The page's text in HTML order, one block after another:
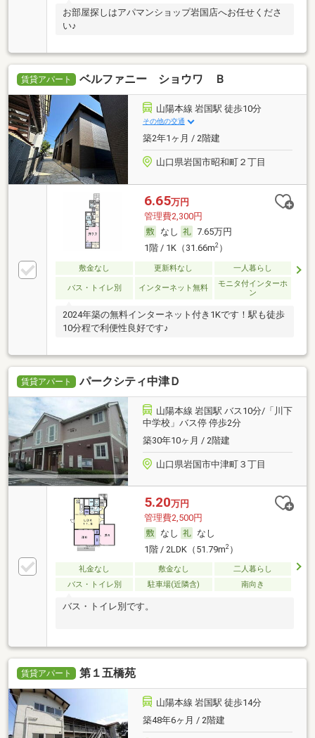
お部屋探しはアパマンショップ岩国店へお任せくださ
い♪
賃貸アパート ベルファニー ショウワ Ｂ
山陽本線 岩国駅 徒歩10分
その他の交通
築2年1ヶ月 / 2階建
山口県岩国市昭和町２丁目
6.65万円
管理費2,300円
なし
7.65万円
1階 / 1K（31.66m2）
敷金なし 更新料なし 一人暮らし
バス・トイレ別 インターネット無料
モニタ付インターホ
ン
2024年築の無料インターネット付き1Kです！駅も徒歩
10分程で利便性良好です♪
賃貸アパート パークシティ中津Ｄ
山陽本線 岩国駅 バス10分/「川下
中学校」バス停 停歩2分
築30年10ヶ月 / 2階建
山口県岩国市中津町３丁目
5.20万円
管理費2,500円
なし
なし
1階 / 2LDK（51.79m2）
礼金なし 敷金なし
二人暮らし
バス・トイレ別
駐車場(近隣含) 南向き
バス・トイレ別です。
賃貸アパート 第１五橋苑
山陽本線 岩国駅 徒歩14分
築48年6ヶ月 / 2階建